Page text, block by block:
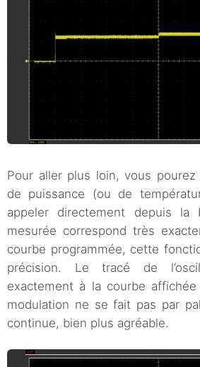
Pour aller plus loin, vous
de puissance (ou de
appeler directement depuis la
mesurée correspond très
courbe programmée, cette
précision. Le tracé de
exactement à la courbe affichée
modulation ne se fait pas par
continue, bien plus agréable.